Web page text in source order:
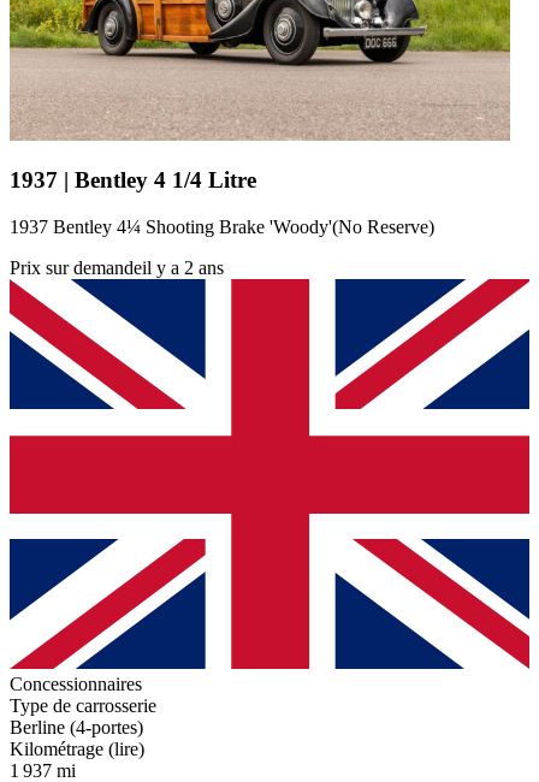
1937 | Bentley 4 1/4 Litre
1937 Bentley 4¼ Shooting Brake 'Woody'(No Reserve)
Prix sur demandeil y a 2 ans
Concessionnaires
Type de carrosserie
Berline (4-portes)
Kilométrage (lire)
1 937 mi